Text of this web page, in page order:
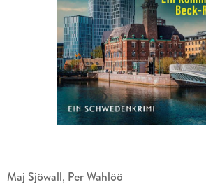
Maj Sjöwall, Per Wahlöö